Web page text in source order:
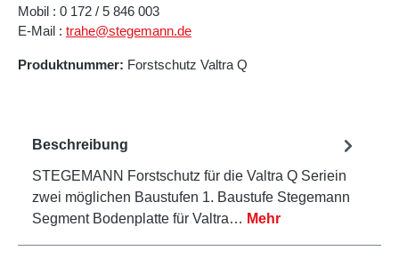
Mobil : 0 172 / 5 846 003
E-Mail : trahe@stegemann.de
Produktnummer: Forstschutz Valtra Q
Beschreibung
STEGEMANN Forstschutz für die Valtra Q Seriein
zwei möglichen Baustufen 1. Baustufe Stegemann
Segment Bodenplatte für Valtra… Mehr